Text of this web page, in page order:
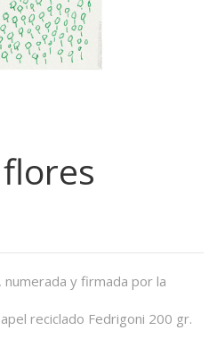
numerada y firmada por la
reciclado Fedrigoni 200 gr.